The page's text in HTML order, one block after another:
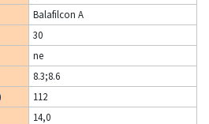
Balafilcon A
30
ne
8.3;8.6
112
14,0